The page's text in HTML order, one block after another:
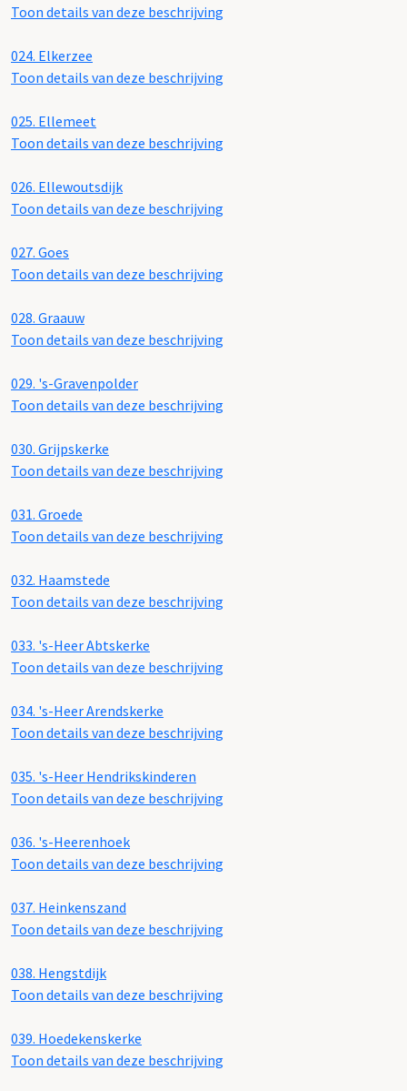
Toon details van deze beschrijving
024. Elkerzee
Toon details van deze beschrijving
025. Ellemeet
Toon details van deze beschrijving
026. Ellewoutsdijk
Toon details van deze beschrijving
027. Goes
Toon details van deze beschrijving
028. Graauw
Toon details van deze beschrijving
029. 's-Gravenpolder
Toon details van deze beschrijving
030. Grijpskerke
Toon details van deze beschrijving
031. Groede
Toon details van deze beschrijving
032. Haamstede
Toon details van deze beschrijving
033. 's-Heer Abtskerke
Toon details van deze beschrijving
034. 's-Heer Arendskerke
Toon details van deze beschrijving
035. 's-Heer Hendrikskinderen
Toon details van deze beschrijving
036. 's-Heerenhoek
Toon details van deze beschrijving
037. Heinkenszand
Toon details van deze beschrijving
038. Hengstdijk
Toon details van deze beschrijving
039. Hoedekenskerke
Toon details van deze beschrijving